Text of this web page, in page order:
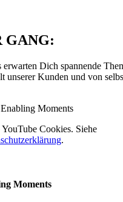
GANG:
Dich spannende
unserer Kunden und von
Cookies. Siehe
.
Moments